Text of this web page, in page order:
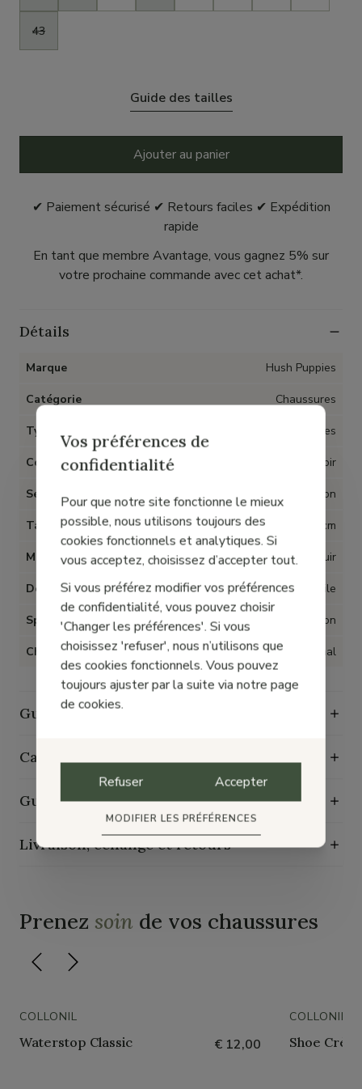
43
Guide des tailles
Ajouter au panier
✔ Paiement sécurisé ✔ Retours faciles ✔ Expédition
rapide
En tant que membre Avantage, vous gagnez 5% sur
votre prochaine commande avec cet achat*.
Détails
Marque Hush Puppies
Catégorie Chaussures
Type d'article Mules
Couleur Noir
Semelles amovibles Non
Talon 4 cm
Matière Cuir
Doublure Textile
Spécial Hallux Valgus Non
Chaussant Normal
Guide des tailles
Caractéristiques de durabilité
Guide d'entretien
Livraison, échange et retours
Prenez soin de vos chaussures
COLLONIL
Waterstop Classic € 12,00
COLLONIL
Shoe
Vos préférences de
confidentialité
Pour que notre site fonctionne le mieux
possible, nous utilisons toujours des
cookies fonctionnels et analytiques. Si
vous acceptez, choisissez d’accepter tout.
Si vous préférez modifier vos préférences
de confidentialité, vous pouvez choisir
'Changer les préférences'. Si vous
choisissez 'refuser', nous n’utilisons que
des cookies fonctionnels. Vous pouvez
toujours ajuster par la suite via notre page
de cookies.
Refuser Accepter
MODIFIER LES PRÉFÉRENCES